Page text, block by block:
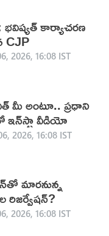
భవిష్యత్ కార్యాచరణ
CJP
2026, 16:08 IST
మీ అంటూ.. ప్రధాని
వీడియో
2026, 16:08 IST
మారనున్న
రిజర్వేషన్?
2026, 16:08 IST